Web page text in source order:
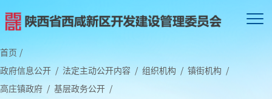
首页 /
政府信息公开 / 法定主动公开内容 / 组织机构 / 镇街机构 /
高庄镇政府 / 基层政务公开 /